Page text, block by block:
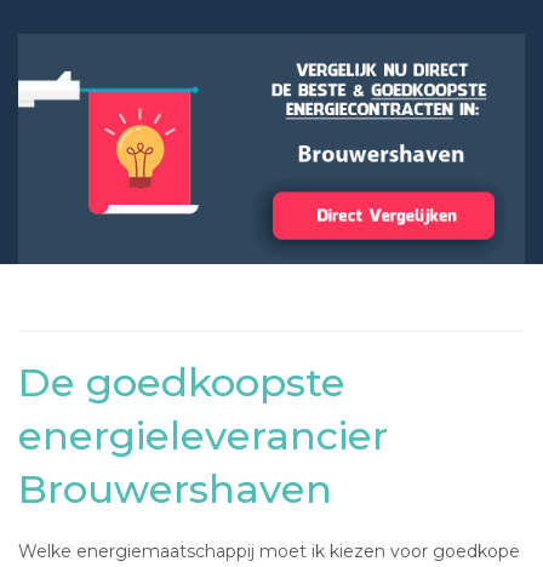
De goedkoopste
energieleverancier
Brouwershaven
Welke energiemaatschappij moet ik kiezen voor goedkope